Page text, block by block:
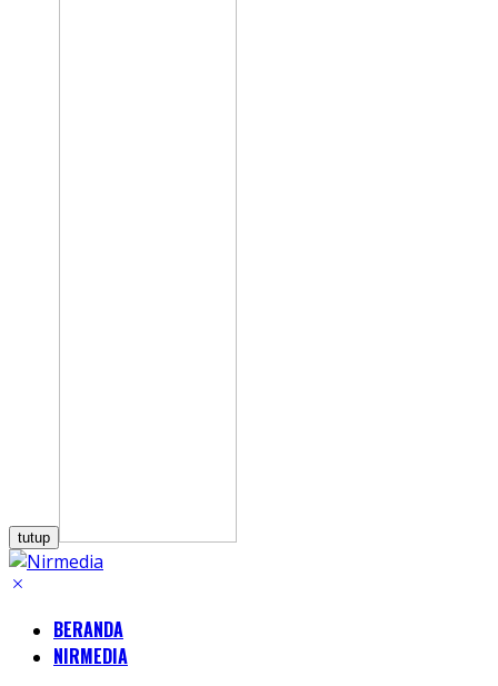
tutup
BERANDA
NIRMEDIA